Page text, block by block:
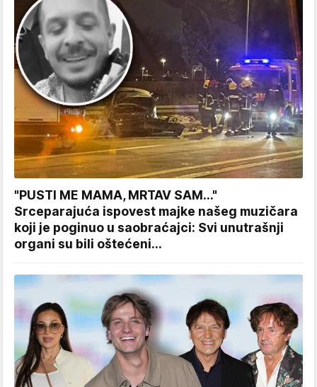
"PUSTI ME MAMA, MRTAV SAM..."
Srceparajuća ispovest majke našeg muzičara
koji je poginuo u saobraćajci: Svi unutrašnji
organi su bili oštećeni...